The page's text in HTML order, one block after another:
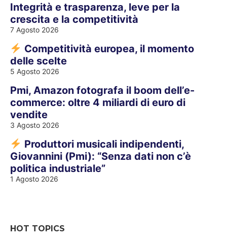
Integrità e trasparenza, leve per la
crescita e la competitività
7 Agosto 2026
Competitività europea, il momento
delle scelte
5 Agosto 2026
Pmi, Amazon fotografa il boom dell’e-
commerce: oltre 4 miliardi di euro di
vendite
3 Agosto 2026
Produttori musicali indipendenti,
Giovannini (Pmi): “Senza dati non c’è
politica industriale”
1 Agosto 2026
HOT TOPICS